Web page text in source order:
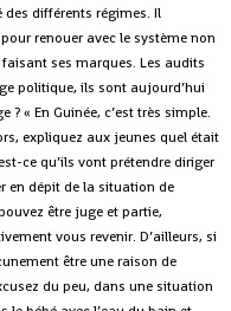
différents régimes. Il
renouer avec le système non
ses marques. Les audits
politique, ils sont aujourd’hui
« En Guinée, c’est très simple.
expliquez aux jeunes quel était
ce qu’ils vont prétendre diriger
en dépit de la situation de
être juge et partie,
vous revenir. D’ailleurs, si
être une raison de
du peu, dans une situation